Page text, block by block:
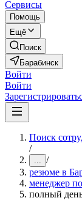
Сервисы
Помощь
Ещё
Поиск
Барабинск
Войти
Войти
Поиск
/
... /
резюме в
менеджер
полный